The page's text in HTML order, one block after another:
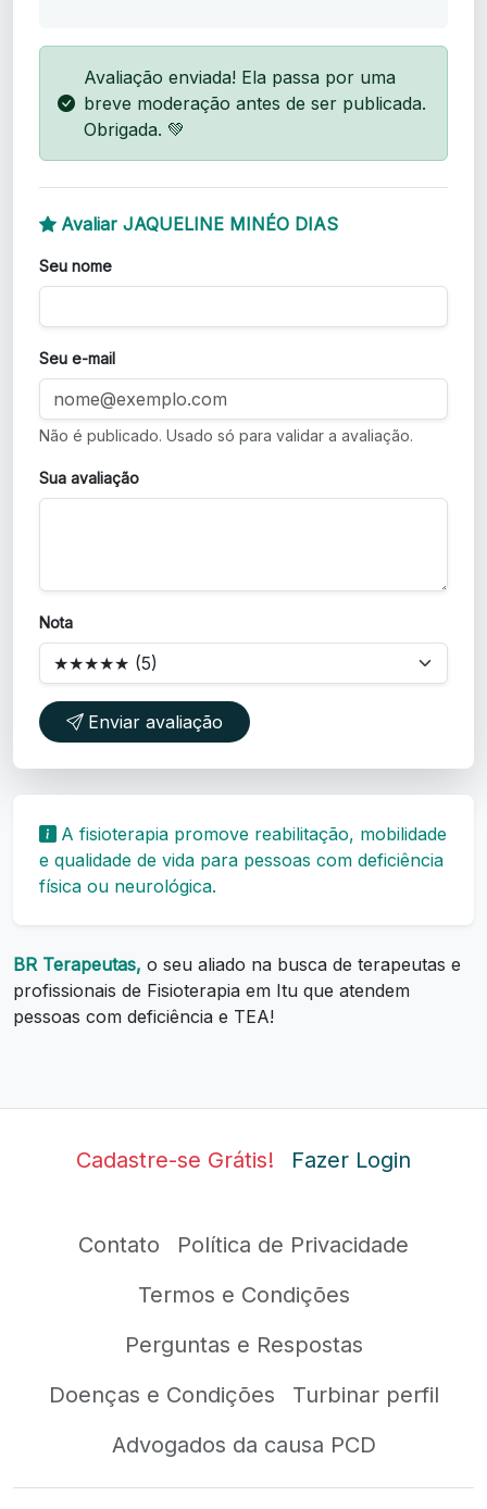
Avaliação enviada! Ela passa por uma
breve moderação antes de ser publicada.
Obrigada. 💚
Avaliar JAQUELINE MINÉO DIAS
Seu nome
Seu e-mail
Não é publicado. Usado só para validar a avaliação.
Sua avaliação
Nota
Enviar avaliação
A fisioterapia promove reabilitação, mobilidade
e qualidade de vida para pessoas com deficiência
física ou neurológica.
BR Terapeutas, o seu aliado na busca de terapeutas e
profissionais de Fisioterapia em Itu que atendem
pessoas com deficiência e TEA!
Cadastre-se Grátis! Fazer Login
Contato
Política de Privacidade
Termos e Condições
Perguntas e Respostas
Doenças e Condições
Turbinar perfil
Advogados da causa PCD